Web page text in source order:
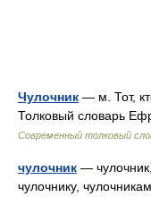
Чулочник — м. Тот,
Толковый словарь
Современный толковый
чулочник —
чулочнику,